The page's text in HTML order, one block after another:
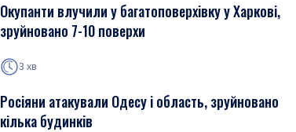
Окупанти влучили у багатоповерхівку у Харкові,
зруйновано 7-10 поверхи
3 хв
Росіяни атакували Одесу і область, зруйновано
кілька будинків